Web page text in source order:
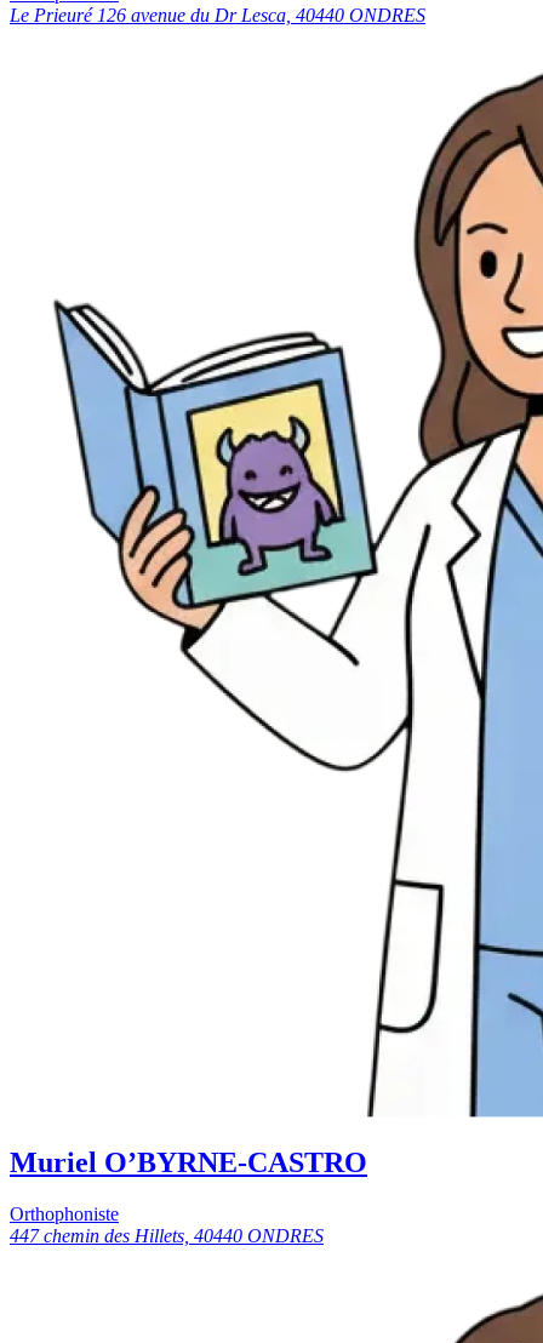
Le Prieuré 126 avenue du Dr Lesca, 40440 ONDRES
Muriel O’BYRNE-CASTRO
Orthophoniste
447 chemin des Hillets, 40440 ONDRES